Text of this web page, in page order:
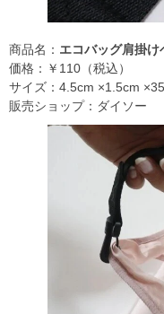
商品名： エコバッグ肩掛け
価格：￥110（税込）
サイズ：4.5cm ×1.5cm
販売ショップ：ダイソー